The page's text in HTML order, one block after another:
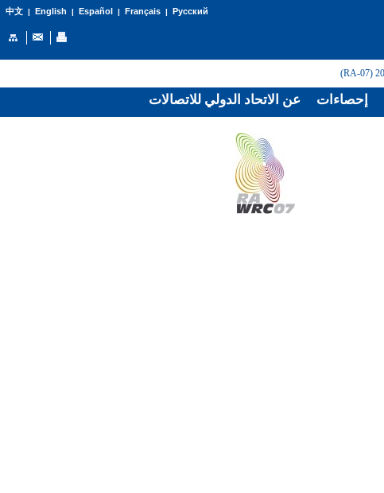
中文| English | Español | Français| Русский
عن الاتحاد الدولي للاتصالات إحصاءات